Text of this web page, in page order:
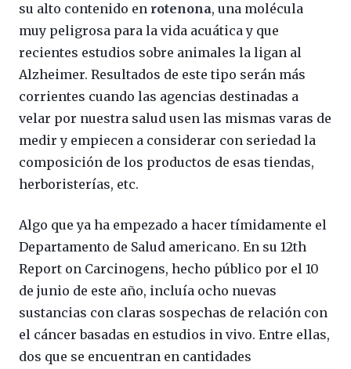
su alto contenido en rotenona, una molécula
muy peligrosa para la vida acuática y que
recientes estudios sobre animales la ligan al
Alzheimer. Resultados de este tipo serán más
corrientes cuando las agencias destinadas a
velar por nuestra salud usen las mismas varas de
medir y empiecen a considerar con seriedad la
composición de los productos de esas tiendas,
herboristerías, etc.
Algo que ya ha empezado a hacer tímidamente el
Departamento de Salud americano. En su 12th
Report on Carcinogens, hecho público por el 10
de junio de este año, incluía ocho nuevas
sustancias con claras sospechas de relación con
el cáncer basadas en estudios in vivo. Entre ellas,
dos que se encuentran en cantidades